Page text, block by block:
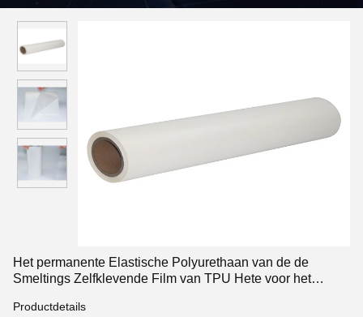
Zelfklevende Film van TPU Hete voor het Textiel Lamineren
Het permanente Elastische Polyurethaan van de de
Smeltings Zelfklevende Film van TPU Hete voor het
Productdetails